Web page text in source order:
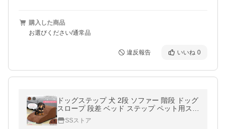
購入した商品
お選びください/通常品
違反報告 いいね 0
ドッグステップ 犬 2段 ソファー 階段 ドッグ
スロープ 段差 ベッド ステップ ペット用ステ
ップ コンパクト 軽量 滑り止め スロープ 犬
用階段
SSストア